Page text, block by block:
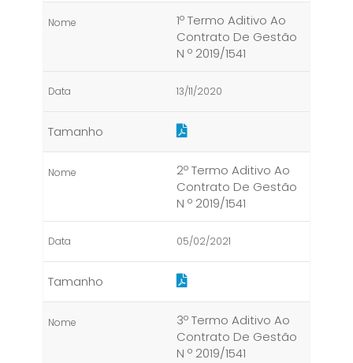
1º Termo Aditivo Ao
Contrato De Gestão
N º 2019/1541
13/11/2020
2º Termo Aditivo Ao
Contrato De Gestão
N º 2019/1541
05/02/2021
3º Termo Aditivo Ao
Contrato De Gestão
N º 2019/1541